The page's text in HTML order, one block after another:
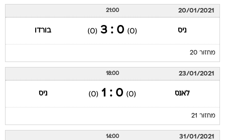
20/01/2021
21:00
ניס (0)
0 : 3
(0) בורדו
מחזור 20
23/01/2021
18:00
לאנס (0)
0 : 1
(0) ניס
מחזור 21
31/01/2021
14:00